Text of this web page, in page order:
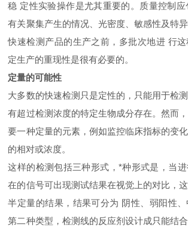
稳 定性实验操作是尤其重要的。质量控制
有关聚集产生的情况、光密度、敏感性及特
快速检测产品的生产之前，多批次地进 行
定生产的重现性是很有必要的。
定量的可能性
大多数的快速检测只是定性的，只能用于检
有超过检测浓度的特定生物成分存在。然而
要一种定量的元素，例如监控临床指标的变
的相对或浓度。
这样的检测包括三种形式，*种形式是，当
在的信号可出现测试结果在视觉上的对比，
半定量的结果，结果可分为 阴性、弱阳性、
第二种类型，检测线的反应剂设计成只能结